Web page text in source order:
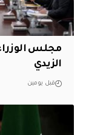
مجلس
الزيدي
قبل يومين